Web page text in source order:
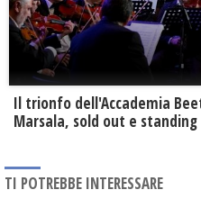
Il trionfo dell'Accademia
Marsala, sold out e
TI POTREBBE INTERESSARE